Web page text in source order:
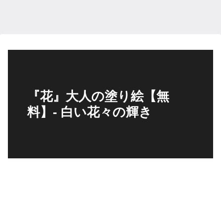
『花』大人の塗り絵【無
料】- 白い花々の輝き